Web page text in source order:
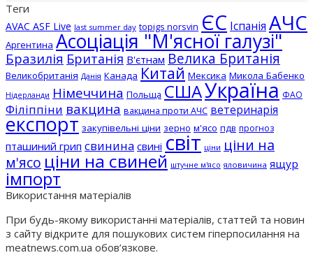
Теги
AVAC ASF Live last summer day topigs norsvin ЄС Іспанія АЧС
Аргентина Асоціація "М'ясної галузі"
Бразилія Британія В'єтнам Велика Британія
Великобританія Данія Канада Китай Мексика Микола Бабенко
Нідерланди Німеччина Польща СШАУкраїна ФАО
Філіппіни вакцина вакцина проти АЧС ветеринарія
експорт закупівельні ціни зерно м'ясо пдв прогноз
пташиний грип свинина свині світ ціни ціни на
м'ясо ціни на свиней штучне м'ясо яловичина ящур
імпорт
Використання матеріалів
При будь-якому використанні матеріалів, статтей та новин
з сайту відкрите для пошукових систем гіперпосилання на
meatnews.com.ua обов’язкове.